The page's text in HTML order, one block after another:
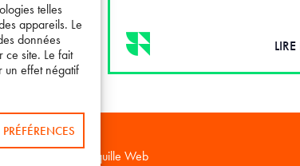
telles
appareils. Le
données
ce site. Le fait
un effet négatif
La Coquille Web